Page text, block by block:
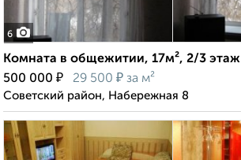
6
Комната в общежитии, 17м², 2/3 этаж
500 000 ₽ 29 500 ₽ за м²
Советский район, Набережная 8